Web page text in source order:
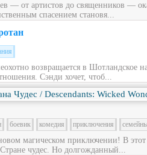
— от артистов до священников —
спасением становя...
возвращается в Шотландское
Сэнди хочет, чтоб...
боевик комедия приключения
магическом приключении! В этот
чудес. Но долгожданный...